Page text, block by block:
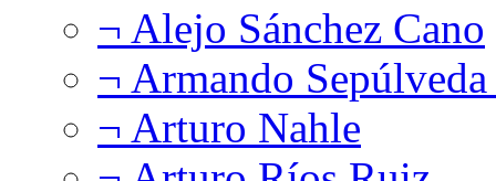
¬ Alejo Sánchez Cano
¬ Armando
¬ Arturo Nahle